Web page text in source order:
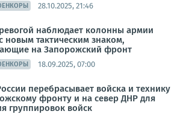
28.10.2025, 21:46
наблюдает колонны армии
новым тактическим знаком,
на Запорожский фронт
18.09.2025, 07:00
перебрасывает войска и технику
фронту и на север ДНР для
группировок войск